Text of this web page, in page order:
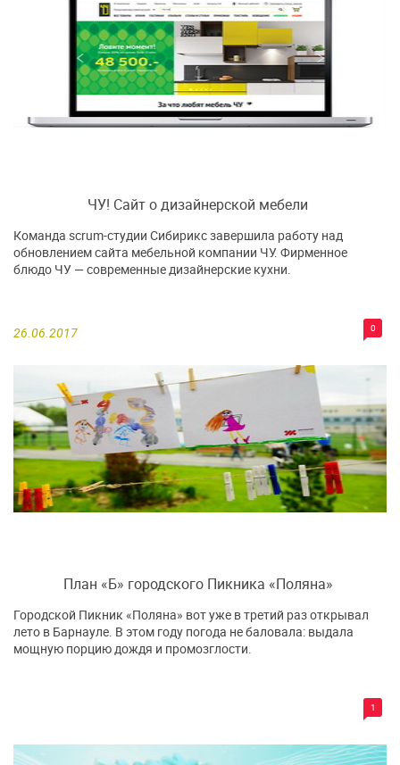
ЧУ! Сайт о дизайнерской мебели
26.06.2017 0
Команда scrum-студии Сибирикс завершила работу над
обновлением сайта мебельной компании ЧУ. Фирменное
блюдо ЧУ — современные дизайнерские кухни.
План «Б» городского Пикника «Поляна»
1
Городской Пикник «Поляна» вот уже в третий раз открывал
лето в Барнауле. В этом году погода не баловала: выдала
мощную порцию дождя и промозглости.